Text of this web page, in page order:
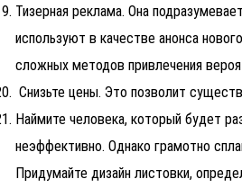
Тизерная реклама. Она
используют в качестве анонса
сложных методов привлечения
Снизьте цены. Это позволит
Наймите человека, который будет
неэффективно. Однако грамотно
Придумайте дизайн листовки,